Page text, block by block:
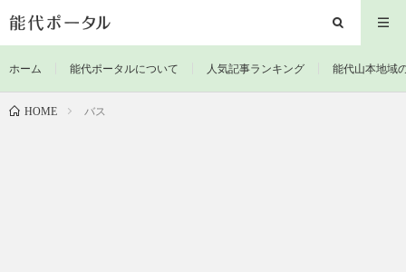
ホーム 能代ポータルについて 人気記事ランキング 能代山本地域
HOME バス